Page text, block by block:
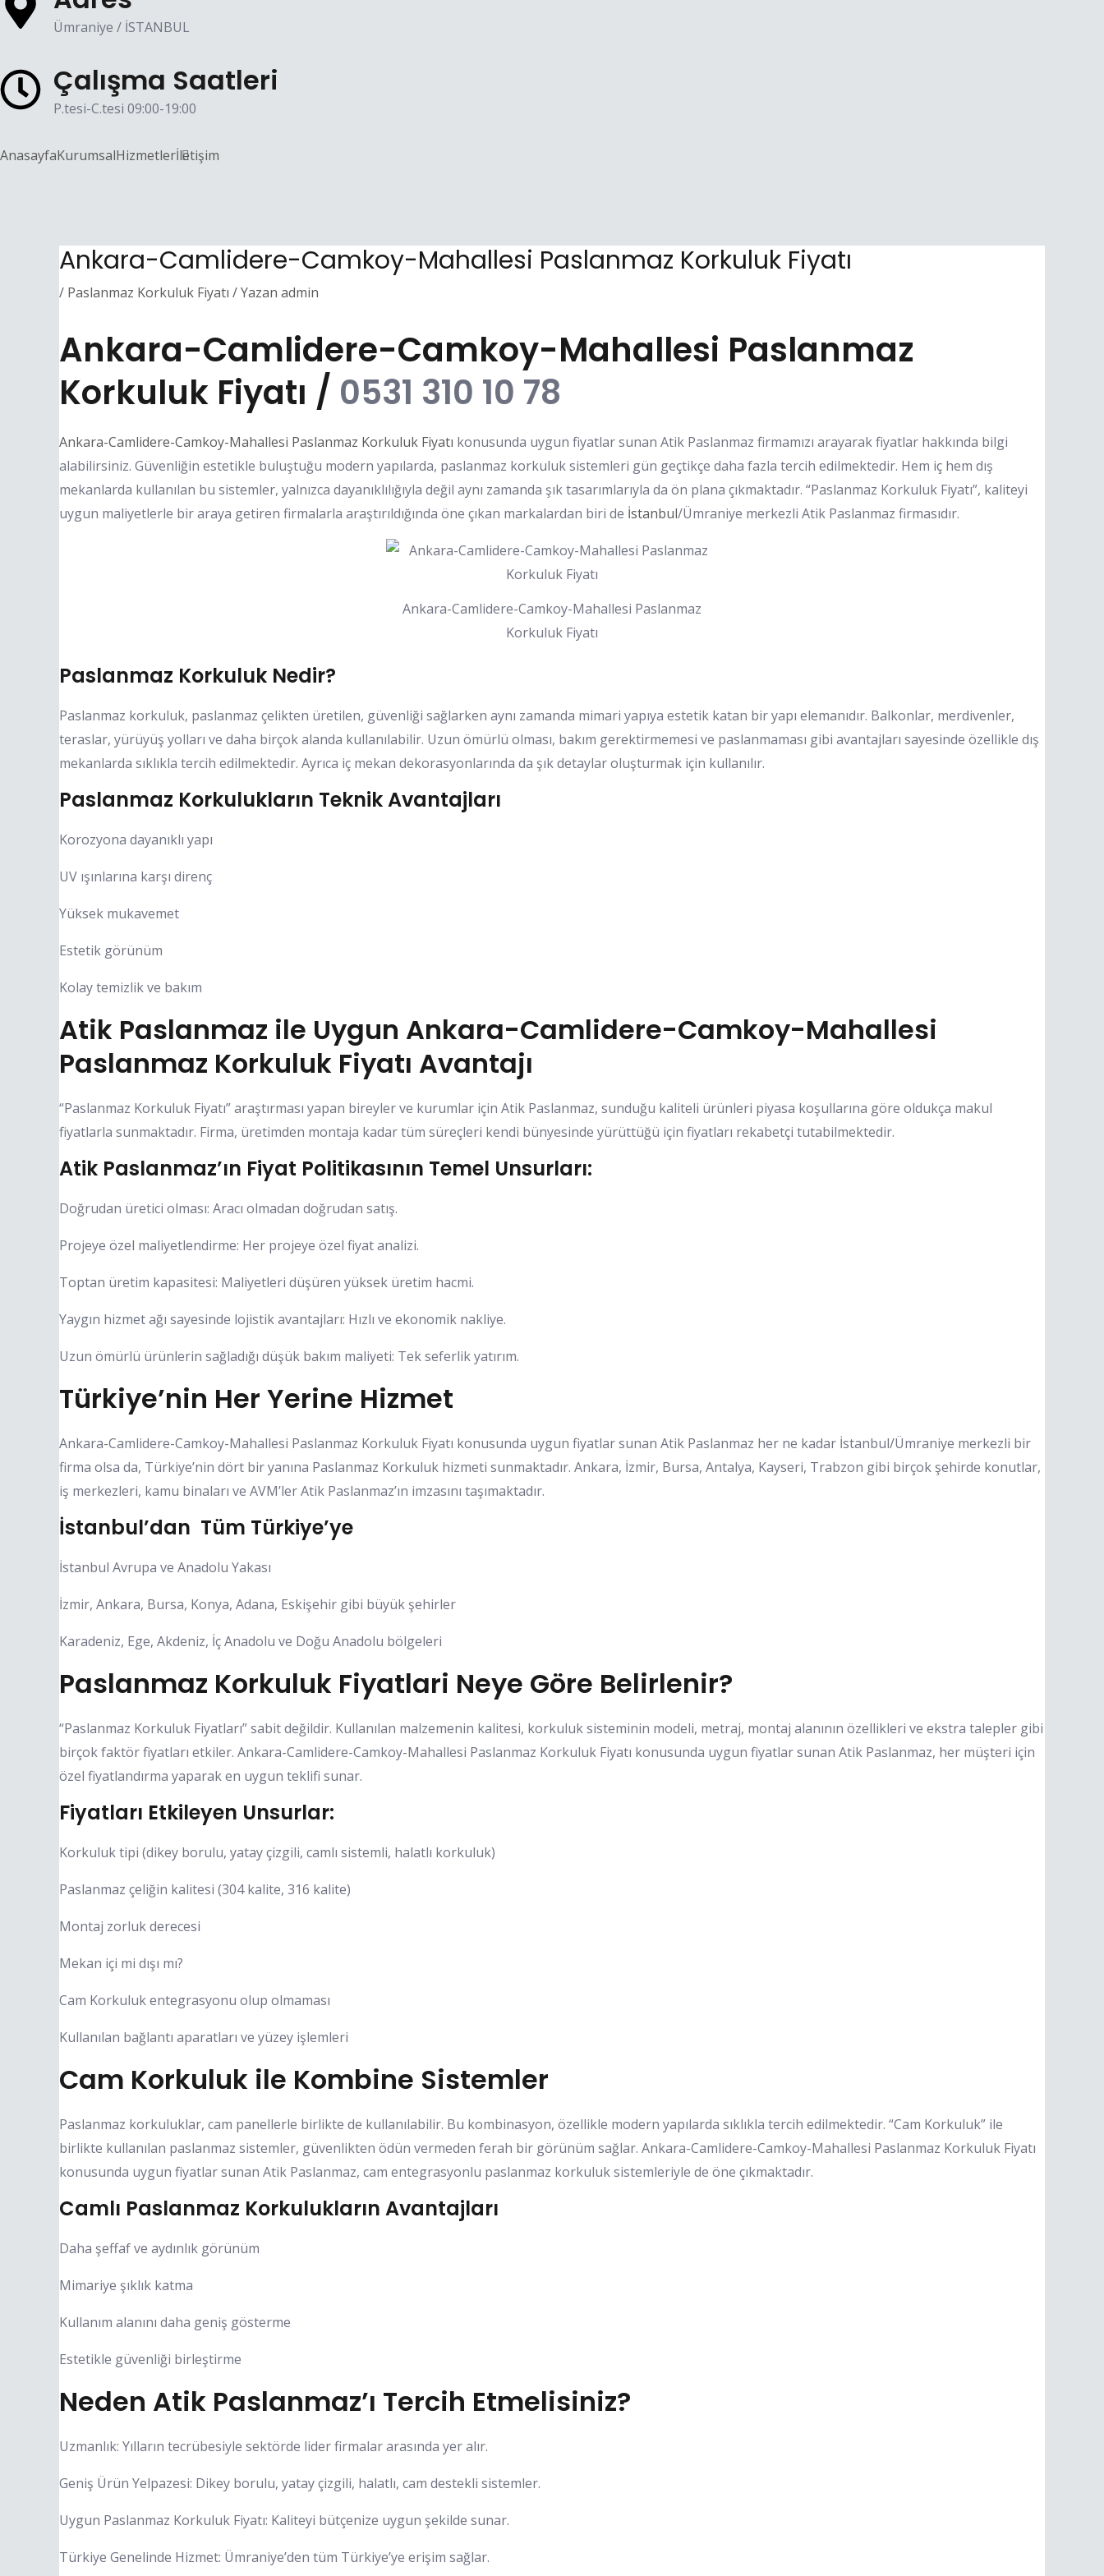
Ümraniye / İSTANBUL
Çalışma Saatleri
P.tesi-C.tesi 09:00-19:00
AnasayfaKurumsalHizmetlerİletişim
Ankara-Camlidere-Camkoy-Mahallesi Paslanmaz Korkuluk Fiyatı
/ Paslanmaz Korkuluk Fiyatı / Yazan admin
Ankara-Camlidere-Camkoy-Mahallesi Paslanmaz
Korkuluk Fiyatı / 0531 310 10 78
Ankara-Camlidere-Camkoy-Mahallesi Paslanmaz Korkuluk Fiyatı konusunda uygun fiyatlar sunan Atik Paslanmaz firmamızı arayarak fiyatlar hakkında bilgi
alabilirsiniz. Güvenliğin estetikle buluştuğu modern yapılarda, paslanmaz korkuluk sistemleri gün geçtikçe daha fazla tercih edilmektedir. Hem iç hem dış
mekanlarda kullanılan bu sistemler, yalnızca dayanıklılığıyla değil aynı zamanda şık tasarımlarıyla da ön plana çıkmaktadır. “Paslanmaz Korkuluk Fiyatı”, kaliteyi
uygun maliyetlerle bir araya getiren firmalarla araştırıldığında öne çıkan markalardan biri de İstanbul/Ümraniye merkezli Atik Paslanmaz firmasıdır.
Ankara-Camlidere-Camkoy-Mahallesi Paslanmaz
Korkuluk Fiyatı
Paslanmaz Korkuluk Nedir?
Paslanmaz korkuluk, paslanmaz çelikten üretilen, güvenliği sağlarken aynı zamanda mimari yapıya estetik katan bir yapı elemanıdır. Balkonlar, merdivenler,
teraslar, yürüyüş yolları ve daha birçok alanda kullanılabilir. Uzun ömürlü olması, bakım gerektirmemesi ve paslanmaması gibi avantajları sayesinde özellikle dış
mekanlarda sıklıkla tercih edilmektedir. Ayrıca iç mekan dekorasyonlarında da şık detaylar oluşturmak için kullanılır.
Paslanmaz Korkulukların Teknik Avantajları
Korozyona dayanıklı yapı
UV ışınlarına karşı direnç
Yüksek mukavemet
Estetik görünüm
Kolay temizlik ve bakım
Atik Paslanmaz ile Uygun Ankara-Camlidere-Camkoy-Mahallesi
Paslanmaz Korkuluk Fiyatı Avantajı
“Paslanmaz Korkuluk Fiyatı” araştırması yapan bireyler ve kurumlar için Atik Paslanmaz, sunduğu kaliteli ürünleri piyasa koşullarına göre oldukça makul
fiyatlarla sunmaktadır. Firma, üretimden montaja kadar tüm süreçleri kendi bünyesinde yürüttüğü için fiyatları rekabetçi tutabilmektedir.
Atik Paslanmaz’ın Fiyat Politikasının Temel Unsurları:
Doğrudan üretici olması: Aracı olmadan doğrudan satış.
Projeye özel maliyetlendirme: Her projeye özel fiyat analizi.
Toptan üretim kapasitesi: Maliyetleri düşüren yüksek üretim hacmi.
Yaygın hizmet ağı sayesinde lojistik avantajları: Hızlı ve ekonomik nakliye.
Uzun ömürlü ürünlerin sağladığı düşük bakım maliyeti: Tek seferlik yatırım.
Türkiye’nin Her Yerine Hizmet
Ankara-Camlidere-Camkoy-Mahallesi Paslanmaz Korkuluk Fiyatı konusunda uygun fiyatlar sunan Atik Paslanmaz her ne kadar İstanbul/Ümraniye merkezli bir
firma olsa da, Türkiye’nin dört bir yanına Paslanmaz Korkuluk hizmeti sunmaktadır. Ankara, İzmir, Bursa, Antalya, Kayseri, Trabzon gibi birçok şehirde konutlar,
iş merkezleri, kamu binaları ve AVM’ler Atik Paslanmaz’ın imzasını taşımaktadır.
İstanbul’dan Tüm Türkiye’ye
İstanbul Avrupa ve Anadolu Yakası
İzmir, Ankara, Bursa, Konya, Adana, Eskişehir gibi büyük şehirler
Karadeniz, Ege, Akdeniz, İç Anadolu ve Doğu Anadolu bölgeleri
Paslanmaz Korkuluk Fiyatlari Neye Göre Belirlenir?
“Paslanmaz Korkuluk Fiyatları” sabit değildir. Kullanılan malzemenin kalitesi, korkuluk sisteminin modeli, metraj, montaj alanının özellikleri ve ekstra talepler gibi
birçok faktör fiyatları etkiler. Ankara-Camlidere-Camkoy-Mahallesi Paslanmaz Korkuluk Fiyatı konusunda uygun fiyatlar sunan Atik Paslanmaz, her müşteri için
özel fiyatlandırma yaparak en uygun teklifi sunar.
Fiyatları Etkileyen Unsurlar:
Korkuluk tipi (dikey borulu, yatay çizgili, camlı sistemli, halatlı korkuluk)
Paslanmaz çeliğin kalitesi (304 kalite, 316 kalite)
Montaj zorluk derecesi
Mekan içi mi dışı mı?
Cam Korkuluk entegrasyonu olup olmaması
Kullanılan bağlantı aparatları ve yüzey işlemleri
Cam Korkuluk ile Kombine Sistemler
Paslanmaz korkuluklar, cam panellerle birlikte de kullanılabilir. Bu kombinasyon, özellikle modern yapılarda sıklıkla tercih edilmektedir. “Cam Korkuluk” ile
birlikte kullanılan paslanmaz sistemler, güvenlikten ödün vermeden ferah bir görünüm sağlar. Ankara-Camlidere-Camkoy-Mahallesi Paslanmaz Korkuluk Fiyatı
konusunda uygun fiyatlar sunan Atik Paslanmaz, cam entegrasyonlu paslanmaz korkuluk sistemleriyle de öne çıkmaktadır.
Camlı Paslanmaz Korkulukların Avantajları
Daha şeffaf ve aydınlık görünüm
Mimariye şıklık katma
Kullanım alanını daha geniş gösterme
Estetikle güvenliği birleştirme
Neden Atik Paslanmaz’ı Tercih Etmelisiniz?
Uzmanlık: Yılların tecrübesiyle sektörde lider firmalar arasında yer alır.
Geniş Ürün Yelpazesi: Dikey borulu, yatay çizgili, halatlı, cam destekli sistemler.
Uygun Paslanmaz Korkuluk Fiyatı: Kaliteyi bütçenize uygun şekilde sunar.
Türkiye Genelinde Hizmet: Ümraniye’den tüm Türkiye’ye erişim sağlar.